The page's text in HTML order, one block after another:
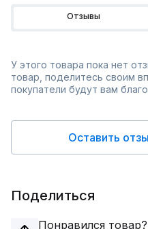
Отзывы
У этого товара пока нет
товар, поделитесь своим
покупатели будут вам
Оставить
Поделиться
Понравился